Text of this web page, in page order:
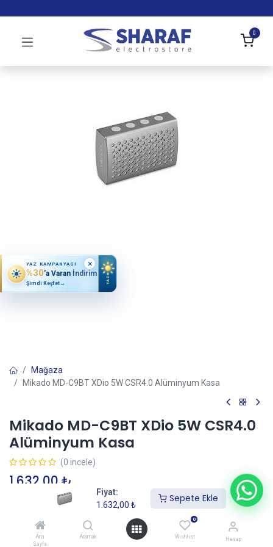
Fiyat:
1.632,00 ₺
Sepete Ekle
Ana
Sayfa
Aramak
0
Wishlist Hesap
0
Mağaza
Mikado MD-C9BT XDio 5W CSR4.0 Alüminyum Kasa
Mikado MD-C9BT XDio 5W CSR4.0
Alüminyum Kasa
(0 incele)
1.632,00 ₺
Sepete Ekle
YAZ KAMPANYASI
%30'a Varan İndirim
Şimdi Keşfet→ YAZ
×